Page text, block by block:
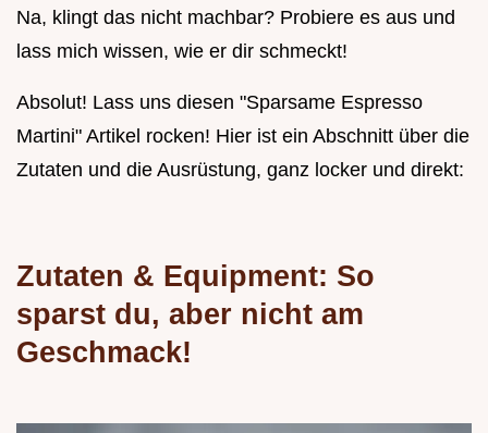
Na, klingt das nicht machbar? Probiere es aus und
lass mich wissen, wie er dir schmeckt!
Absolut! Lass uns diesen "Sparsame Espresso
Martini" Artikel rocken! Hier ist ein Abschnitt über die
Zutaten und die Ausrüstung, ganz locker und direkt:
Zutaten & Equipment: So
sparst du, aber nicht am
Geschmack!